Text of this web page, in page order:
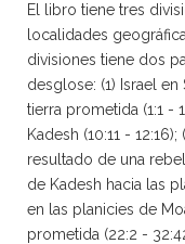
El libro tiene tres
localidades
divisiones tiene dos
desglose: (1) Israel en
tierra prometida (1:1 -
Kadesh (10:11 -
resultado de una
de Kadesh hacia las
en las planicies de
prometida (22:2 -